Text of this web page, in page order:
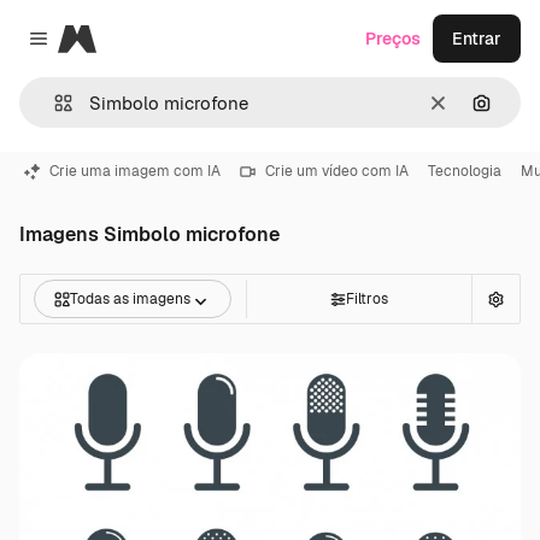
Close menu
Magnific
Limpar
Preços Entrar
Crie uma imagem com IA Crie um vídeo com IA Tecnologia
Imagens Simbolo microfone
Todas as imagens Filtros